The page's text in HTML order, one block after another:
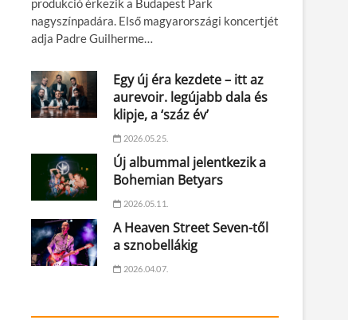
produkció érkezik a Budapest Park
nagyszínpadára. Első magyarországi koncertjét
adja Padre Guilherme…
Egy új éra kezdete – itt az
aurevoir. legújabb dala és
klipje, a ‘száz év’
2026.05.25.
Új albummal jelentkezik a
Bohemian Betyars
2026.05.11.
A Heaven Street Seven-től
a sznobellákig
2026.04.07.